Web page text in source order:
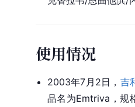
使用情况
2003年7月2日， 吉
品名为Emtriva，规